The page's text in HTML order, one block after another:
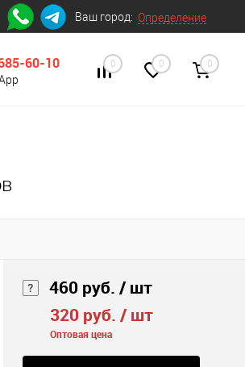
Ваш город: Определение
60-10 0 0 0
460 руб. / шт
320 руб. / шт
Оптовая цена